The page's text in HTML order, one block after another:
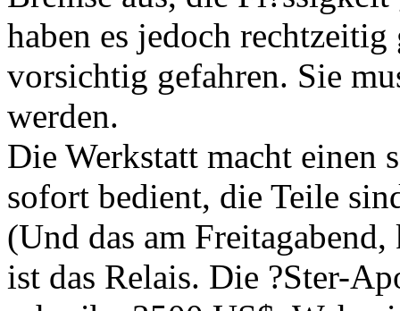
haben es jedoch
vorsichtig gefahren. Sie
werden.
Die Werkstatt macht einen
sofort bedient, die Teile
(Und das am
ist das Relais. Die ?Ster-